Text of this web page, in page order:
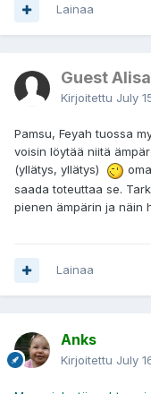
Lainaa
Guest
Kirjoitettu July
Pamsu, Feyah tuossa
voisin löytää niitä
(yllätys, yllätys)
saada toteuttaa se.
pienen ämpärin ja näin
Lainaa
Anks
Kirjoitettu July